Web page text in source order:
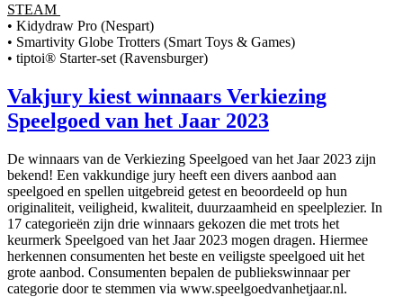
STEAM
• Kidydraw Pro (Nespart)
• Smartivity Globe Trotters (Smart Toys & Games)
• tiptoi® Starter-set (Ravensburger)
Vakjury kiest winnaars Verkiezing
Speelgoed van het Jaar 2023
De winnaars van de Verkiezing Speelgoed van het Jaar 2023 zijn
bekend! Een vakkundige jury heeft een divers aanbod aan
speelgoed en spellen uitgebreid getest en beoordeeld op hun
originaliteit, veiligheid, kwaliteit, duurzaamheid en speelplezier. In
17 categorieën zijn drie winnaars gekozen die met trots het
keurmerk Speelgoed van het Jaar 2023 mogen dragen. Hiermee
herkennen consumenten het beste en veiligste speelgoed uit het
grote aanbod. Consumenten bepalen de publiekswinnaar per
categorie door te stemmen via www.speelgoedvanhetjaar.nl.